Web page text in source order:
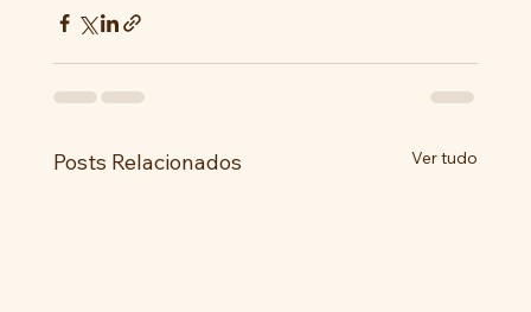
Posts Relacionados Ver tudo